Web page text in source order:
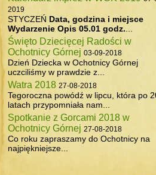
Rozpoczęcie sezonu pasterskiego, 6
6 sierpnia 2018 - Watra w Ochotnicy
2019
STYCZEŃ Data, godzina i miejsce
Wydarzenie Opis 05.01 godz.
Święto Dziecięcej Radości w
Ochotnicy Górnej 03-09-2018
Dzień Dziecka w Ochotnicy Górnej
uczciliśmy w prawdzie z...
Watra 2018 27-08-2018
Tegoroczna powódź w lipcu, która po
latach przypomniała nam...
Spotkanie z Gorcami 2018 w
Ochotnicy Górnej 27-08-2018
Co roku zapraszamy do Ochotnicy na
najpiękniejsze...